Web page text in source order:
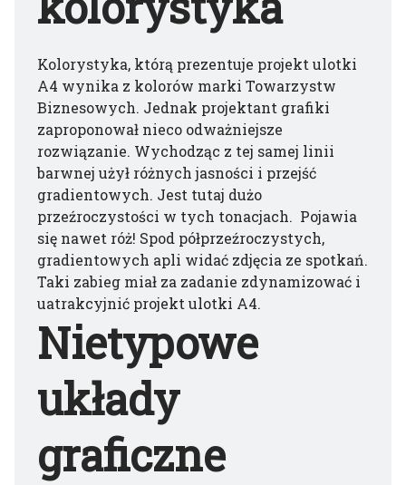
Kolorystyka, którą prezentuje projekt ulotki
A4 wynika z kolorów marki Towarzystw
Biznesowych. Jednak projektant grafiki
zaproponował nieco odważniejsze
rozwiązanie. Wychodząc z tej samej linii
barwnej użył różnych jasności i przejść
gradientowych. Jest tutaj dużo
przeźroczystości w tych tonacjach. Pojawia
się nawet róż! Spod półprzeźroczystych,
gradientowych apli widać zdjęcia ze spotkań.
Taki zabieg miał za zadanie zdynamizować i
uatrakcyjnić projekt ulotki A4.
Nietypowe
układy
graficzne